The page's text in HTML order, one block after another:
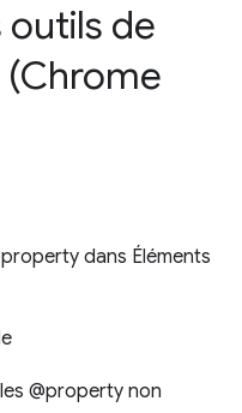
outils de
dans Éléments
@property non